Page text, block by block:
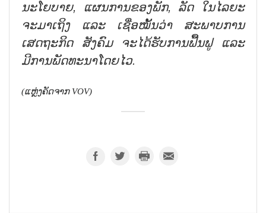
ນະໂຍບາຍ, ແຜນການຂອງພັກ, ລັດ ໃນໄລຍະ
ຈະມາເຖິງ ແລະ ເຊື່ອໝັ້ນວ່າ ສະພາບການ
ເສດຖະກິດ ສັງຄົມ ຈະໄດ້ຮັບການຟື້ນຟູ ແລະ
ມີການພັດທະນາໂດຍໄວ.
(ແຫຼ່ງຄັດຈາກ VOV)